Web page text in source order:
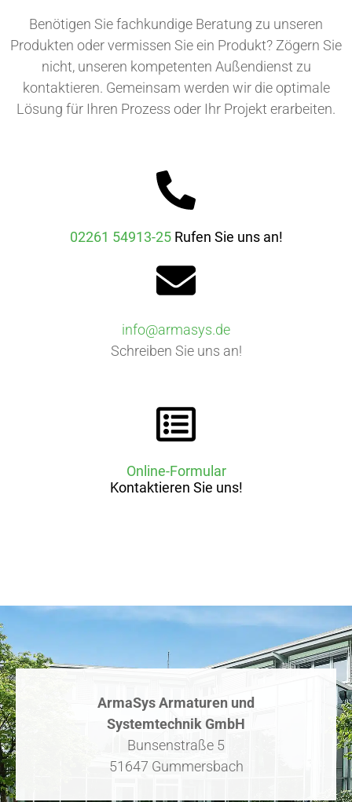
Benötigen Sie fachkundige Beratung zu unseren
Produkten oder vermissen Sie ein Produkt? Zögern Sie
nicht, unseren kompetenten Außendienst zu
kontaktieren. Gemeinsam werden wir die optimale
Lösung für Ihren Prozess oder Ihr Projekt erarbeiten.
02261 54913-25Rufen Sie uns an!
info@armasys.de
Schreiben Sie uns an!
Online-Formular
Kontaktieren Sie uns!
ArmaSys Armaturen und
Systemtechnik GmbH
Bunsenstraße 5
51647 Gummersbach